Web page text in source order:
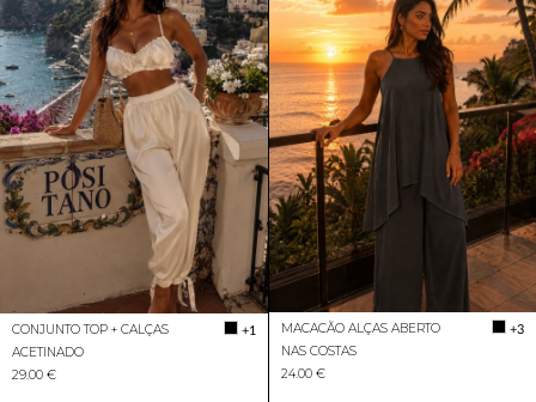
CONJUNTO TOP + CALÇAS
ACETINADO
+1
29.00 €
MACACÃO ALÇAS ABERTO
NAS COSTAS
+3
24.00 €